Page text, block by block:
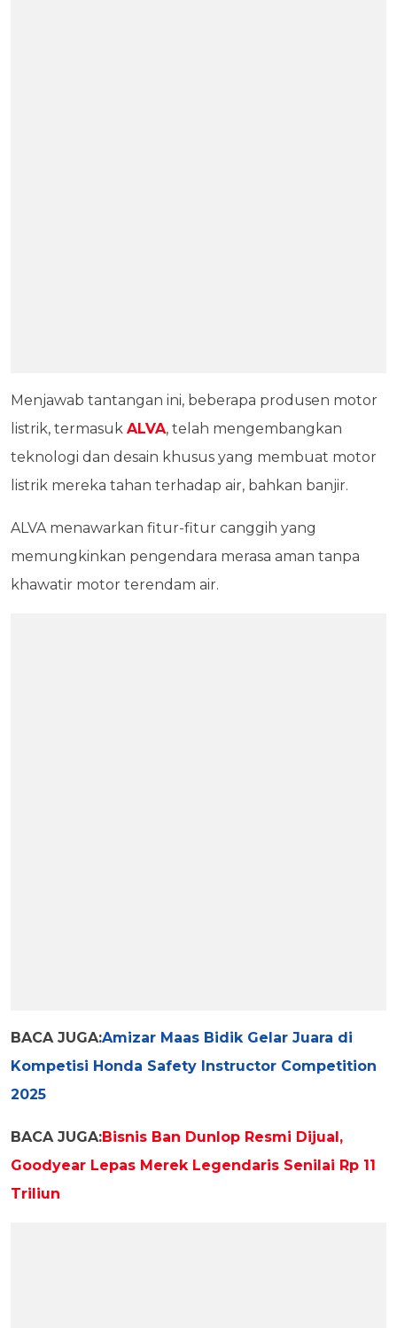
Menjawab tantangan ini, beberapa produsen motor
listrik, termasuk ALVA, telah mengembangkan
teknologi dan desain khusus yang membuat motor
listrik mereka tahan terhadap air, bahkan banjir.
ALVA menawarkan fitur-fitur canggih yang
memungkinkan pengendara merasa aman tanpa
khawatir motor terendam air.
BACA JUGA:Amizar Maas Bidik Gelar Juara di
Kompetisi Honda Safety Instructor Competition
2025
BACA JUGA:Bisnis Ban Dunlop Resmi Dijual,
Goodyear Lepas Merek Legendaris Senilai Rp 11
Triliun